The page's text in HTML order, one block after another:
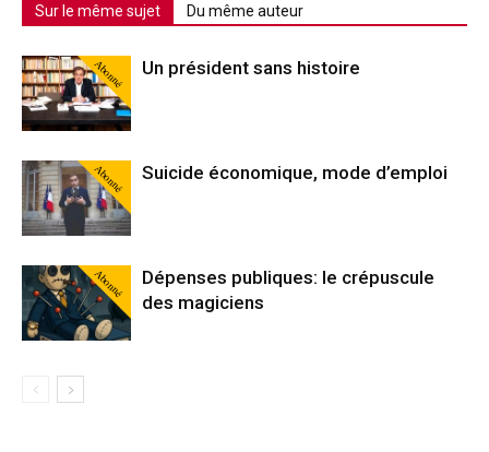
Sur le même sujet Du même auteur
Abonné Un président sans histoire
Abonné Suicide économique, mode d’emploi
Abonné
Dépenses publiques: le crépuscule
des magiciens